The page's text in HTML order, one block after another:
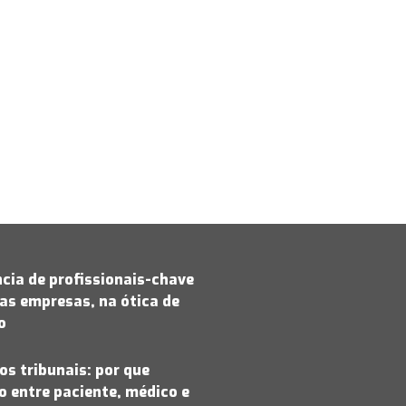
de profissionais-chave
empresas, na ótica de
tribunais: por que
entre paciente, médico e